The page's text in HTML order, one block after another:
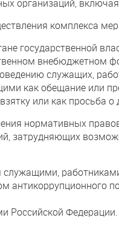
организаций,
комплекса
внебюджетном
служащих,
как обещание или
или как просьба о
нормативных
затрудняющих
служащими,
антикоррупционного
Российской Федерации.